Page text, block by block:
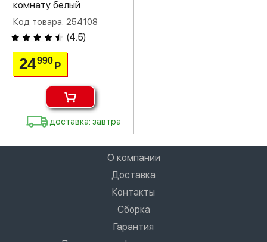
комнату белый
Код товара: 254108
(4.5)
24990 Р
доставка: завтра
О компании
Доставка
Контакты
Сборка
Гарантия